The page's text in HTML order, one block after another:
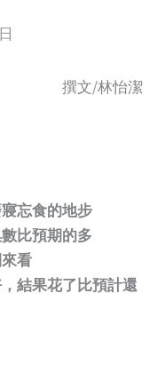
撰文/林怡潔
忘食的地步
比預期的多
看
結果花了比預計還